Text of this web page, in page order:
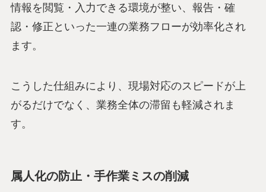
情報を閲覧・入力できる環境が整い、報告・確
認・修正といった一連の業務フローが効率化され
ます。
こうした仕組みにより、現場対応のスピードが上
がるだけでなく、業務全体の滞留も軽減されま
す。
属人化の防止・手作業ミスの削減